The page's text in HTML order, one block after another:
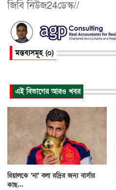
জিবি নিউজ24ডেস্ক//
মন্তব্যসমূহ (০)
এই বিভাগের আরও খবর
রিয়ালকে ‘না’ বলা রদ্রির জন্য বার্সার
কাছ...